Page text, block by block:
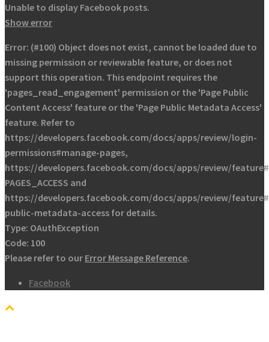
Unable to display Facebook posts.
Show error
Error: (#100) Object does not exist, cannot be loaded due to
missing permission or reviewable feature, or does not
support this operation. This endpoint requires the
'pages_read_engagement' permission or the 'Page Public
Content Access' feature or the 'Page Public Metadata Access'
feature. Refer to
https://developers.facebook.com/docs/apps/review/login-
permissions#manage-pages,
https://developers.facebook.com/docs/apps/review/
PAGES_ACCESS and
https://developers.facebook.com/docs/apps/review/
public-metadata-access for details.
Type: OAuthException
Code: 100
Please refer to our Error Message Reference.
Facebook